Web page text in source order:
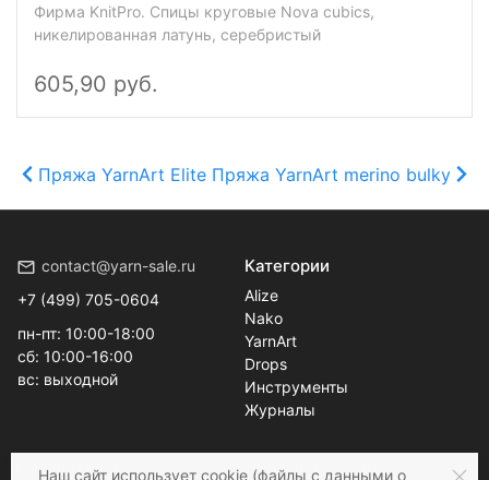
Фирма KnitPro. Спицы круговые Nova cubics,
никелированная латунь, серебристый
605,90 руб.
Пряжа YarnArt Elite Пряжа YarnArt merino bulky
contact@yarn-sale.ru
+7 (499) 705-0604
пн-пт: 10:00-18:00
сб: 10:00-16:00
вс: выходной
Категории
Alize
Nako
YarnArt
Drops
Инструменты
Журналы
Покупателям Личный кабинет
Наш сайт использует cookie (файлы с данными о